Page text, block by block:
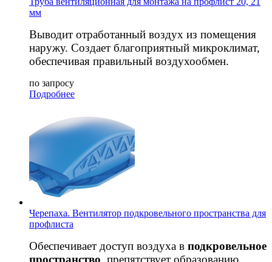
мм
Выводит отработанный воздух из помещения
наружу. Создает благоприятный микроклимат,
обеспечивая правильный воздухообмен.
по запросу
Подробнее
Черепаха. Вентилятор подкровельного пространства для
профлиста
Обеспечивает доступ воздуха в подкровельное
пространство, препятствует образованию